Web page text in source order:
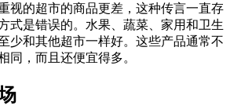
视的超市的商品更差，这种传言一直存
式是错误的。水果、蔬菜、家用和卫生
少和其他超市一样好。这些产品通常不
同，而且还便宜得多。